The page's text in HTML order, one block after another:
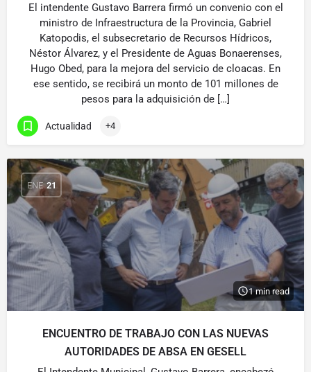
El intendente Gustavo Barrera firmó un convenio con el
ministro de Infraestructura de la Provincia, Gabriel
Katopodis, el subsecretario de Recursos Hídricos,
Néstor Álvarez, y el Presidente de Aguas Bonaerenses,
Hugo Obed, para la mejora del servicio de cloacas. En
ese sentido, se recibirá un monto de 101 millones de
pesos para la adquisición de […]
Actualidad +4
ENE 21
1 min read
ENCUENTRO DE TRABAJO CON LAS NUEVAS
AUTORIDADES DE ABSA EN GESELL